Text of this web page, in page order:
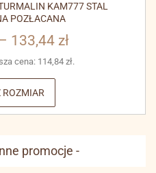
KAM777 STAL
POZŁACANA
133,44 zł
cena: 114,84 zł.
ROZMIAR
promocje -